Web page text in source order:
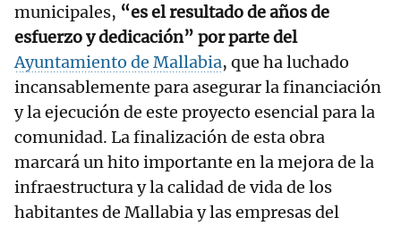
municipales, “es el resultado de años de
esfuerzo y dedicación” por parte del
Ayuntamiento de Mallabia, que ha luchado
incansablemente para asegurar la financiación
y la ejecución de este proyecto esencial para la
comunidad. La finalización de esta obra
marcará un hito importante en la mejora de la
infraestructura y la calidad de vida de los
habitantes de Mallabia y las empresas del